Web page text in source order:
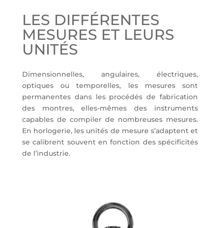
LES DIFFÉRENTES
MESURES ET LEURS
UNITÉS
Dimensionnelles, angulaires, électriques,
optiques ou temporelles, les mesures sont
permanentes dans les procédés de fabrication
des montres, elles-mêmes des instruments
capables de compiler de nombreuses mesures.
En horlogerie, les unités de mesure s’adaptent et
se calibrent souvent en fonction des spécificités
de l’industrie.